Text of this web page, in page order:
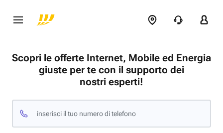
Scopri le offerte Internet, Mobile ed Energia
giuste per te con il supporto dei
nostri esperti!
inserisci il tuo numero di telefono